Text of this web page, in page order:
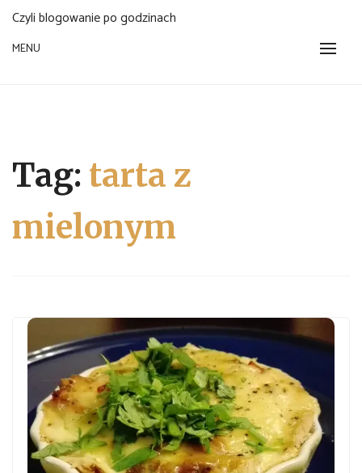
Czyli blogowanie po godzinach
MENU
Tag: tarta z
mielonym